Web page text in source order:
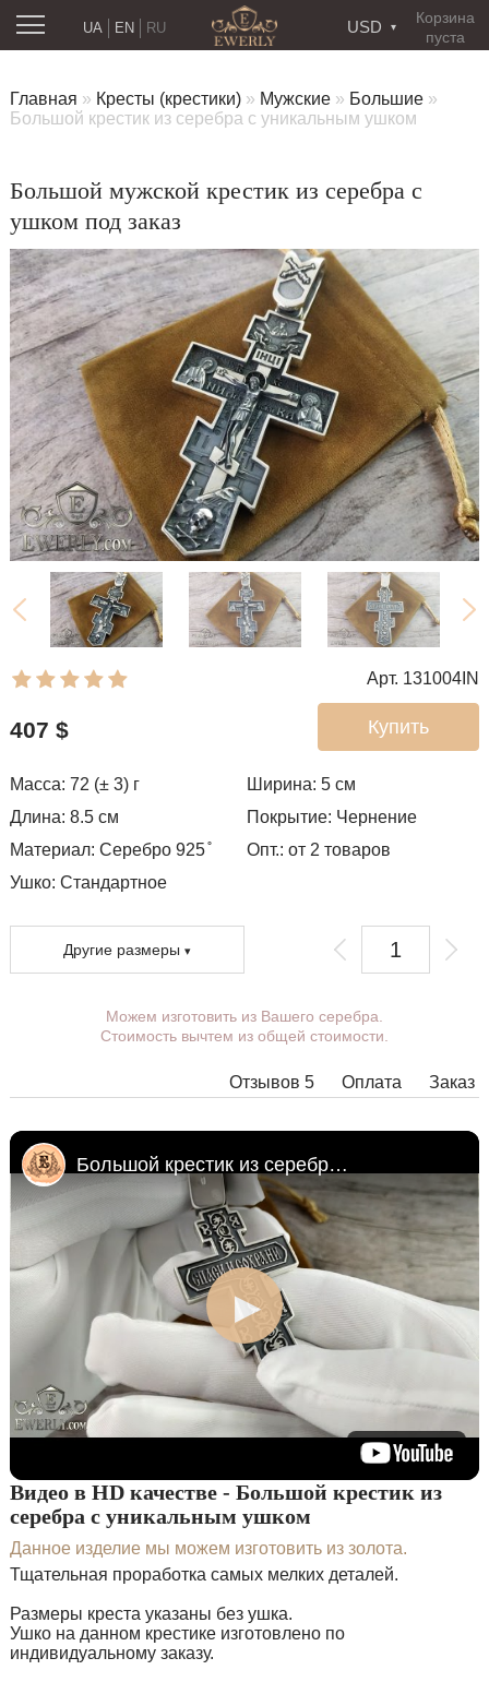
Корзина
пуста
USD
RU
UA EN
Главная » Кресты (крестики) » Мужские » Большие »
Большой крестик из серебра с уникальным ушком
Большой мужской крестик из серебра с
ушком под заказ
Арт. 131004IN
Купить
407 $
Масса: 72 (± 3) г Ширина: 5см
Длина: 8.5 см
Покрытие: Чернение
Материал: Серебро 925 ̊
Опт.: от 2 товаров
Ушко: Стандартное
Другие размеры
Вы можете выбрать покрытие, ушко.
Дополнительные пожелания можете указать в
В некоторых моделях подвесок нет возможности
случае наши менеджеры свяжутся с Вами.
Любую подвеску можно дополнить ушком нужного
размера с переходным кольцом под любую цепочку.
Можем изготовить из Вашего серебра.
Стоимость вычтем из общей стоимости.
Отзывов 5 Заказ
Оплата
Большой крестик из серебра с уникальным ушком
Видео в HD качестве - Большой крестик из
серебра с уникальным ушком
Данное изделие мы можем изготовить из золота.
Тщательная проработка самых мелких деталей.
Размеры креста указаны без ушка.
Ушко на данном крестике изготовлено по
индивидуальному заказу.